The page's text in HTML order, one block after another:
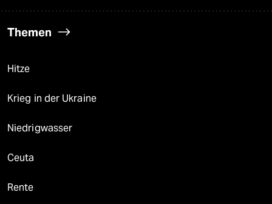
Themen
Hitze
Krieg in der Ukraine
Niedrigwasser
Ceuta
Rente